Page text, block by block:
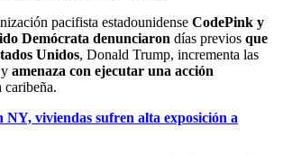
pacifista estadounidense CodePink y
Demócrata denunciaron días previos que
Unidos, Donald Trump, incrementa las
amenaza con ejecutar una acción
caribeña.
NY, viviendas sufren alta exposición a